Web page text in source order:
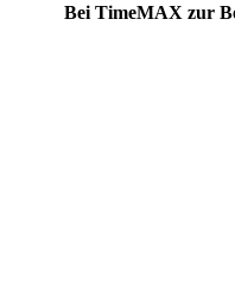
Bei TimeMAX zur